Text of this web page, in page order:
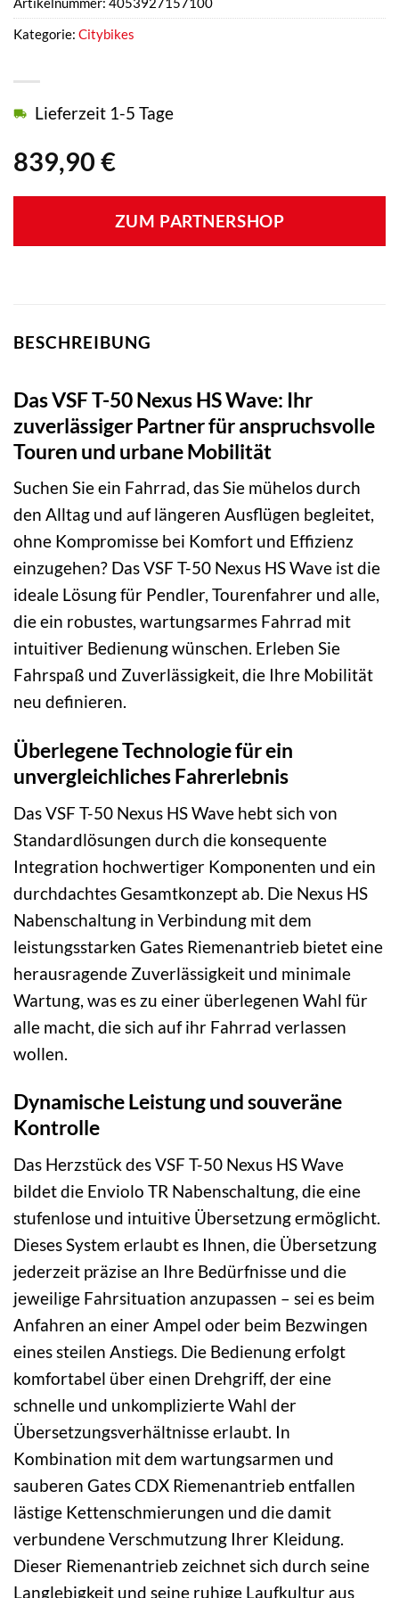
839,90 €
Lieferzeit 1-5 Tage
ZUM PARTNERSHOP
Kategorie: Citybikes
BESCHREIBUNG
Das VSF T-50 Nexus HS Wave: Ihr
zuverlässiger Partner für anspruchsvolle
Touren und urbane Mobilität
Suchen Sie ein Fahrrad, das Sie mühelos durch
den Alltag und auf längeren Ausflügen begleitet,
ohne Kompromisse bei Komfort und Effizienz
einzugehen? Das VSF T-50 Nexus HS Wave ist die
ideale Lösung für Pendler, Tourenfahrer und alle,
die ein robustes, wartungsarmes Fahrrad mit
intuitiver Bedienung wünschen. Erleben Sie
Fahrspaß und Zuverlässigkeit, die Ihre Mobilität
neu definieren.
Überlegene Technologie für ein
unvergleichliches Fahrerlebnis
Das VSF T-50 Nexus HS Wave hebt sich von
Standardlösungen durch die konsequente
Integration hochwertiger Komponenten und ein
durchdachtes Gesamtkonzept ab. Die Nexus HS
Nabenschaltung in Verbindung mit dem
leistungsstarken Gates Riemenantrieb bietet eine
herausragende Zuverlässigkeit und minimale
Wartung, was es zu einer überlegenen Wahl für
alle macht, die sich auf ihr Fahrrad verlassen
wollen.
Dynamische Leistung und souveräne
Kontrolle
Das Herzstück des VSF T-50 Nexus HS Wave
bildet die Enviolo TR Nabenschaltung, die eine
stufenlose und intuitive Übersetzung ermöglicht.
Dieses System erlaubt es Ihnen, die Übersetzung
jederzeit präzise an Ihre Bedürfnisse und die
jeweilige Fahrsituation anzupassen – sei es beim
Anfahren an einer Ampel oder beim Bezwingen
eines steilen Anstiegs. Die Bedienung erfolgt
komfortabel über einen Drehgriff, der eine
schnelle und unkomplizierte Wahl der
Übersetzungsverhältnisse erlaubt. In
Kombination mit dem wartungsarmen und
sauberen Gates CDX Riemenantrieb entfallen
lästige Kettenschmierungen und die damit
verbundene Verschmutzung Ihrer Kleidung.
Dieser Riemenantrieb zeichnet sich durch seine
Langlebigkeit und seine ruhige Laufkultur aus